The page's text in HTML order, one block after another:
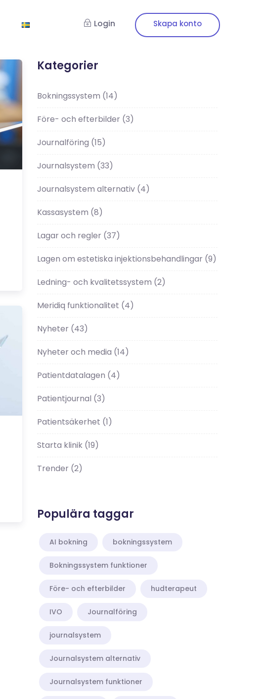
Login
Kategorier
Bokningssystem (14)
Före- och efterbilder (3)
Journalföring (15)
Journalsystem (33)
Journalsystem alternativ (4)
Kassasystem (8)
Lagar och regler (37)
Lagen om estetiska injektionsbehandlingar (9)
Ledning- och kvalitetssystem (2)
Meridiq funktionalitet (4)
Nyheter (43)
Nyheter och media (14)
Patientdatalagen (4)
Patientjournal (3)
Patientsäkerhet (1)
Starta klinik (19)
Trender (2)
Populära taggar
AI bokning bokningssystem
Bokningssystem funktioner
Före- och efterbilder hudterapeut
IVO Journalföring
journalsystem
Journalsystem alternativ
Journalsystem funktioner